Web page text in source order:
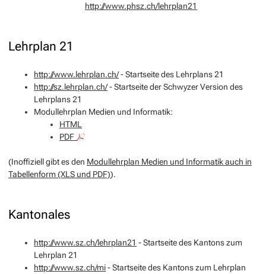
http://www.phsz.ch/lehrplan21
Lehrplan 21
http://www.lehrplan.ch/- Startseite des Lehrplans 21
http://sz.lehrplan.ch/- Startseite der Schwyzer Version des
Lehrplans 21
Modullehrplan Medien und Informatik:
HTML
PDF
(Inoffiziell gibt es den Modullehrplan Medien und Informatik auch in
Tabellenform (XLS und PDF)).
Kantonales
http://www.sz.ch/lehrplan21 - Startseite des Kantons zum
Lehrplan 21
http://www.sz.ch/mi- Startseite des Kantons zum Lehrplan